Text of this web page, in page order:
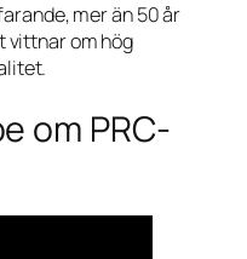
mer än 50 år
vittnar om hög
om PRC-